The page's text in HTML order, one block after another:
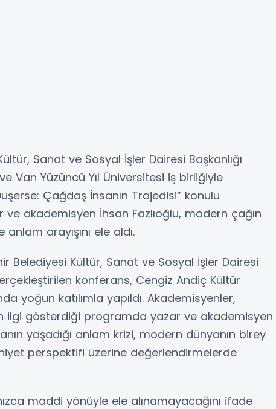
Sanat ve Sosyal İşler Dairesi Başkanlığı
Van Yüzüncü Yıl Üniversitesi iş birliğiyle
Çağdaş İnsanın Trajedisi” konulu
akademisyen İhsan Fazlıoğlu, modern çağın
arayışını ele aldı.
Belediyesi Kültür, Sanat ve Sosyal İşler Dairesi
konferans, Cengiz Andiç Kültür
yoğun katılımla yapıldı. Akademisyenler,
ilgi gösterdiği programda yazar ve akademisyen
yaşadığı anlam krizi, modern dünyanın birey
perspektifi üzerine değerlendirmelerde
maddi yönüyle ele alınamayacağını ifade